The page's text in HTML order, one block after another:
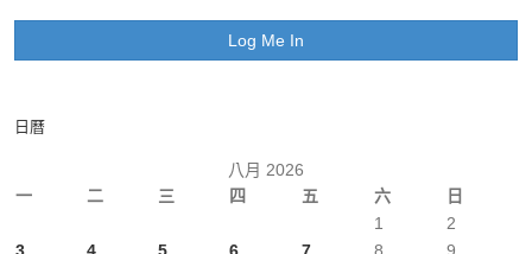
日曆
八月 2026
一
二 三 四 五 六 日
1
2